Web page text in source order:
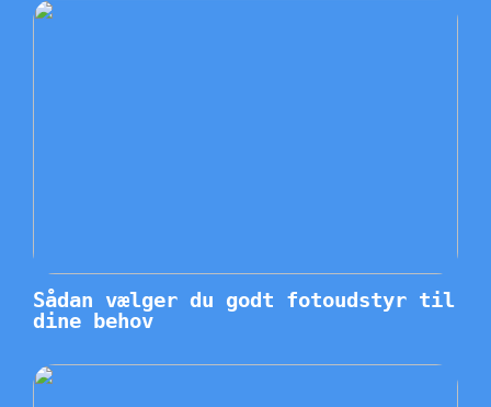
Sådan vælger du godt fotoudstyr til
dine behov